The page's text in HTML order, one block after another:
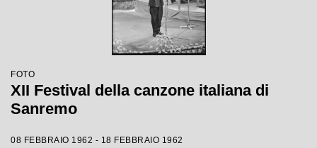
FOTO
XII Festival della canzone italiana di
Sanremo
08 FEBBRAIO 1962 - 18 FEBBRAIO 1962